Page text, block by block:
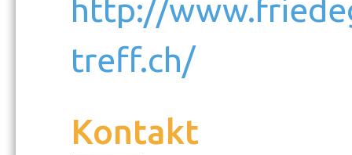
http://
treff.ch/
Kontakt